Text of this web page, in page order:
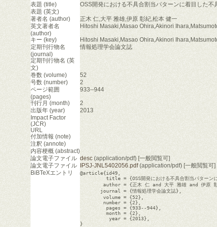
表題 (title)
OSS開発における不具合割当パターンに着目した不
表題 (英文)
著者名 (author)
正木 仁,大平 雅雄,伊原 彰紀,松本 健一
英文著者名
(author)
Hitoshi Masaki,Masao Ohira,Akinori
キー (key)
Hitoshi Masaki,Masao Ohira,Akinori
定期刊行物名
(journal)
情報処理学会論文誌
定期刊行物名 (英
文)
巻数 (volume)
52
号数 (number)
2
ページ範囲
(pages)
933--944
刊行月 (month)
2
出版年 (year)
2013
Impact Factor
(JCR)
URL
付加情報 (note)
注釈 (annote)
内容梗概 (abstract)
論文電子ファイル desc(application/pdf) [一般閲覧可]
論文電子ファイル IPSJ-JNL5402056.pdf(application/pdf) [一般閲覧可]
BiBTeXエントリ
@article{id49,
title = {OSS開発における不具合割当パターン
author = {正木 仁 and 大平 雅雄 and 伊原
       journal = {情報処理学会論文誌},
        volume = {52},
        number = {2},
         pages = {933--944},
         month = {2},
          year = {2013},
}